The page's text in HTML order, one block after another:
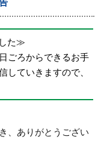
た≫
ごろからできるお手
していきますので、
、ありがとうござい